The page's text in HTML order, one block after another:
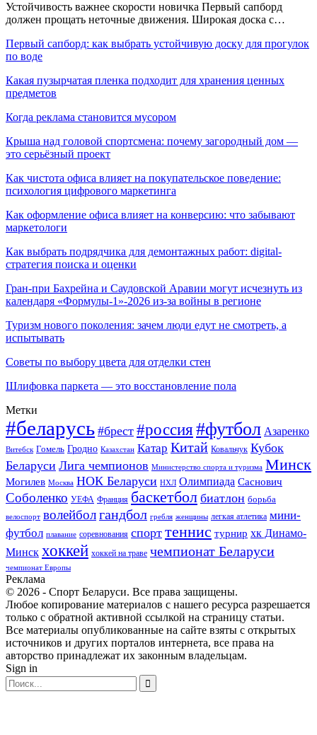
Устойчивость важнее скорости новичка Первый сапборд
должен прощать неточные движения. Широкая доска с…
Первый сапборд: как выбрать устойчивую доску для прогулок
по воде
Какая пузырчатая пленка подходит для хранения ценных
предметов
Когда реклама становится мусором
Крыша над головой спортсмена: почему загородный дом —
это серьёзный проект
Как чистота офиса влияет на покупательское поведение:
психология цифрового маркетинга
Как оформление офиса влияет на конверсию: что забывают
маркетологи
Как выбрать подрядчика для демонтажных работ: digital-
стратегия поиска и оценки
Гран-при Бахрейна и Саудовской Аравии могут исчезнуть из
календаря «Формулы-1»-2026 из-за войны в регионе
Туризм нового поколения: зачем люди едут не смотреть, а
испытывать
Советы по выбору цвета для отделки стен
Шлифовка паркета — это восстановление пола
Метки
#беларусь #брест #россия#футбол Азаренко
Витебск Гомель Гродно Казахстан Катар Китай Ковальчук Кубок
Беларуси Лига чемпионов Министерство спорта и туризма Минск
Могилев Москва НОК Беларуси НХЛ Олимпиада Саснович
Соболенко УЕФА Франция баскетбол биатлон борьба
велоспорт волейболгандбол гребля женщины легкая атлетика мини-
футбол плавание соревнования спорт теннис турнир хк Динамо-
Минск хоккей хоккей на траве чемпионат Беларуси
чемпионат Европы
Реклама
© 2026 - Спорт Беларуси. Все права защищены.
Любое копирование материалов с нашего ресурса разрешается
только с обратной активной ссылкой на страницу статьи.
Все материалы опубликованные на сайте взяты с открытых
источников и других порталов интернета, все права на
авторство принадлежат их законным владельцам.
Sign in